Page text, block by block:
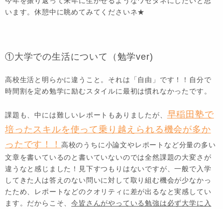
います。休憩中に眺めてみてくださいネ★
①大学での生活について（勉学ver)
高校生活と明らかに違うこと。それは「自由」です！！自分で
時間割を定め勉学に励むスタイルに最初は慣れなかったです。
課題も、中には難しいレポートもありましたが、 早稲田塾で
培ったスキルを使って乗り越えられる機会が多か
ったです！！ 高校のうちに小論文やレポートなど分量の多い
文章を書いているのと書いていないのでは全然課題の大変さが
違うなと感じました！見下すつもりはないですが、一般で入学
してきた人は答えのない問いに対して取り組む機会が少なかっ
たため、レポートなどのクオリティに差が出るなと実感してい
ます。だからこそ、今皆さんがやっている勉強は必ず大学に入